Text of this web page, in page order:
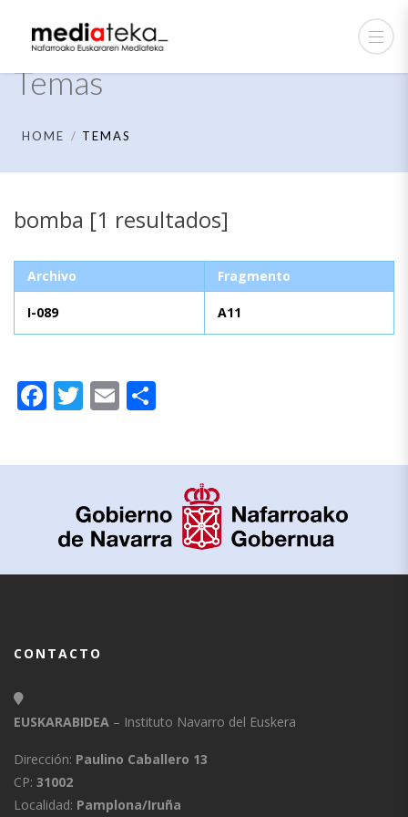
Temas
HOME TEMAS
bomba [1 resultados]
Archivo Fragmento
I-089 A11
Facebook
Twitter
Email
CONTACTO
EUSKARABIDEA – Instituto Navarro del Euskera
Dirección: Paulino Caballero 13
CP: 31002
Localidad: Pamplona/Iruña